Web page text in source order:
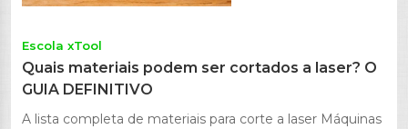
Escola xTool
Quais materiais podem ser cortados a laser? O
GUIA DEFINITIVO
A lista completa de materiais para corte a laser Máquinas